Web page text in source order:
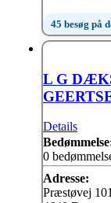
45 besøg på
L G
Details
0
Adresse:
Præstøvej 101